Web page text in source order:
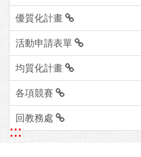
優質化計畫
活動申請表單
均質化計畫
各項競賽
回教務處
:::